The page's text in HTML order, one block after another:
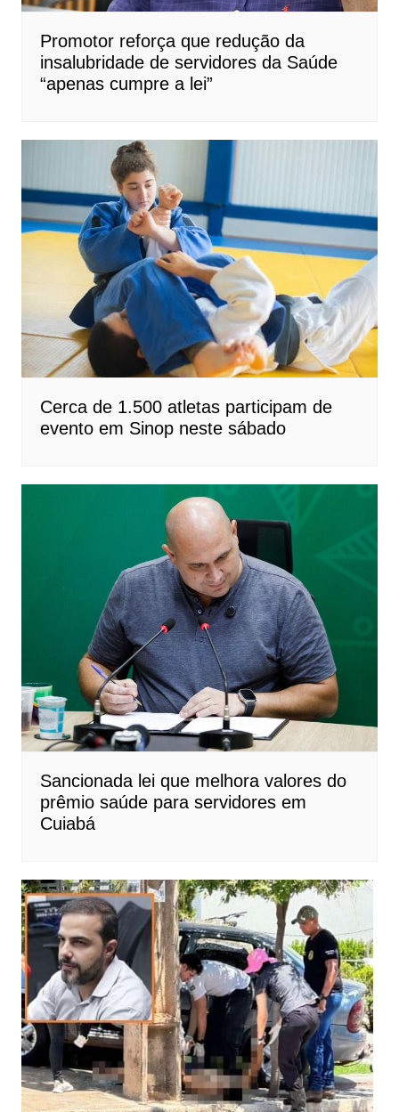
Promotor reforça que redução da
insalubridade de servidores da Saúde
“apenas cumpre a lei”
Cerca de 1.500 atletas participam de
evento em Sinop neste sábado
Sancionada lei que melhora valores do
prêmio saúde para servidores em
Cuiabá